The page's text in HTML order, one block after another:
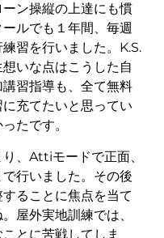
ン操縦の上達にも慣
ルでも１年間、毎週
習を行いました。K.S.
いな点はこうした自
習指導も、全て無料
充てたいと思ってい
たです。
、Attiモードで正面、
行いました。その後
ることに焦点を当て
屋外実地訓練では、
とに苦戦してしま